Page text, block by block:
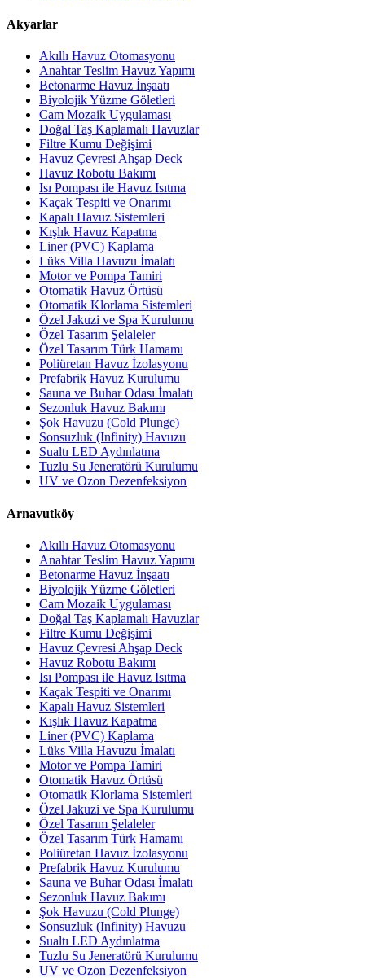
Akyarlar
Akıllı Havuz Otomasyonu
Anahtar Teslim Havuz Yapımı
Betonarme Havuz İnşaatı
Biyolojik Yüzme Göletleri
Cam Mozaik Uygulaması
Doğal Taş Kaplamalı Havuzlar
Filtre Kumu Değişimi
Havuz Çevresi Ahşap Deck
Havuz Robotu Bakımı
Isı Pompası ile Havuz Isıtma
Kaçak Tespiti ve Onarımı
Kapalı Havuz Sistemleri
Kışlık Havuz Kapatma
Liner (PVC) Kaplama
Lüks Villa Havuzu İmalatı
Motor ve Pompa Tamiri
Otomatik Havuz Örtüsü
Otomatik Klorlama Sistemleri
Özel Jakuzi ve Spa Kurulumu
Özel Tasarım Şelaleler
Özel Tasarım Türk Hamamı
Poliüretan Havuz İzolasyonu
Prefabrik Havuz Kurulumu
Sauna ve Buhar Odası İmalatı
Sezonluk Havuz Bakımı
Şok Havuzu (Cold Plunge)
Sonsuzluk (Infinity) Havuzu
Sualtı LED Aydınlatma
Tuzlu Su Jeneratörü Kurulumu
UV ve Ozon Dezenfeksiyon
Arnavutköy
Akıllı Havuz Otomasyonu
Anahtar Teslim Havuz Yapımı
Betonarme Havuz İnşaatı
Biyolojik Yüzme Göletleri
Cam Mozaik Uygulaması
Doğal Taş Kaplamalı Havuzlar
Filtre Kumu Değişimi
Havuz Çevresi Ahşap Deck
Havuz Robotu Bakımı
Isı Pompası ile Havuz Isıtma
Kaçak Tespiti ve Onarımı
Kapalı Havuz Sistemleri
Kışlık Havuz Kapatma
Liner (PVC) Kaplama
Lüks Villa Havuzu İmalatı
Motor ve Pompa Tamiri
Otomatik Havuz Örtüsü
Otomatik Klorlama Sistemleri
Özel Jakuzi ve Spa Kurulumu
Özel Tasarım Şelaleler
Özel Tasarım Türk Hamamı
Poliüretan Havuz İzolasyonu
Prefabrik Havuz Kurulumu
Sauna ve Buhar Odası İmalatı
Sezonluk Havuz Bakımı
Şok Havuzu (Cold Plunge)
Sonsuzluk (Infinity) Havuzu
Sualtı LED Aydınlatma
Tuzlu Su Jeneratörü Kurulumu
UV ve Ozon Dezenfeksiyon